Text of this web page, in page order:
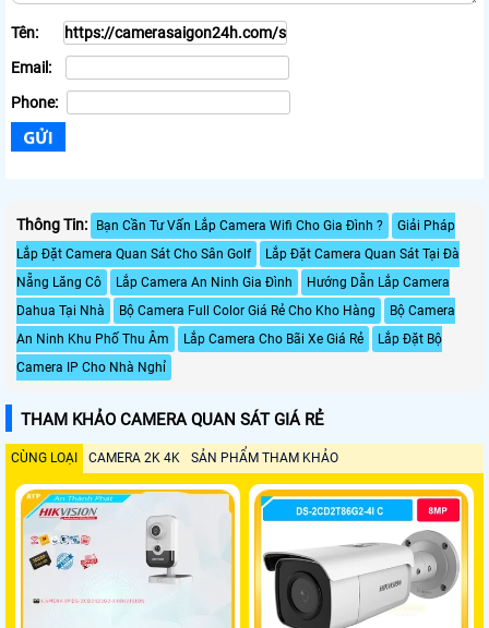
Tên:
Email:
Phone:
Thông Tin: Bạn Cần Tư Vấn Lắp Camera Wifi Cho Gia Đình ?
Giải Pháp
Lắp Đặt Camera Quan Sát Cho Sân Golf
Lắp Đặt Camera Quan Sát Tại Đà
Nẵng Lăng Cô
Lắp Camera An Ninh Gia Đình
Hướng Dẫn Lắp Camera
Dahua Tại Nhà
Bộ Camera Full Color Giá Rẻ Cho Kho Hàng
Bộ Camera
An Ninh Khu Phố Thu Âm
Lắp Camera Cho Bãi Xe Giá Rẻ
Lắp Đặt Bộ
Camera IP Cho Nhà Nghỉ
THAM KHẢO CAMERA QUAN SÁT GIÁ RẺ
CÙNG LOẠI CAMERA 2K 4K SẢN PHẨM THAM KHẢO